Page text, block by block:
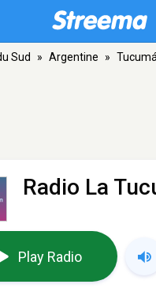
Sud » Argentine »
Radio La
Play Radio